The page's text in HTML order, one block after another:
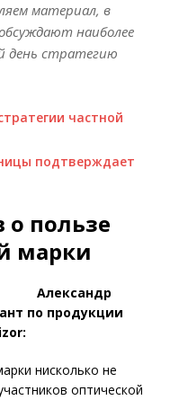
материал, в
наиболее
день стратегию
частной
подтверждает
о пользе
марки
Александр
по продукции
нисколько не
оптической